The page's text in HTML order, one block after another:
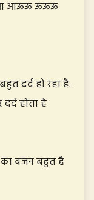
आऊऊ ऊऊऊ
दर्द हो रहा है.
होता है
का वजन बहुत है